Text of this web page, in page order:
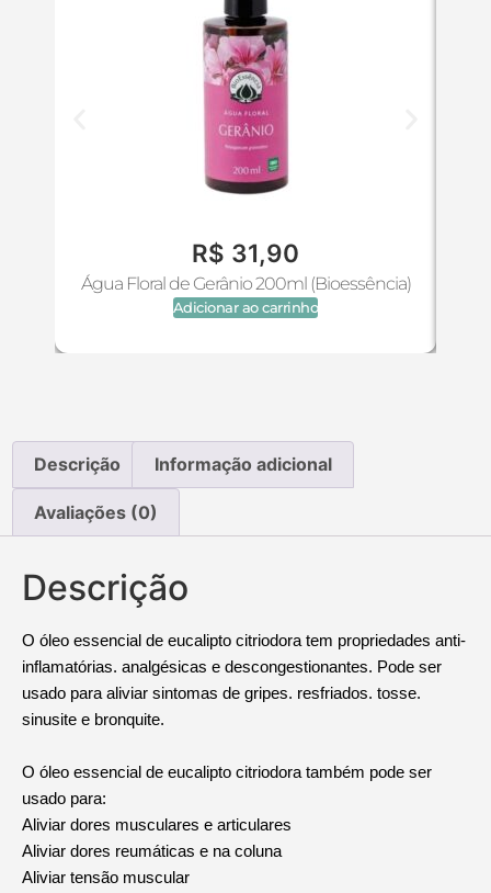
R$ 31,90
Água Floral de Gerânio 200ml (Bioessência)
Adicionar ao carrinho
Descrição Informação adicional
Avaliações (0)
Descrição
O óleo essencial de eucalipto citriodora tem propriedades anti-
inflamatórias. analgésicas e descongestionantes. Pode ser
usado para aliviar sintomas de gripes. resfriados. tosse.
sinusite e bronquite.
O óleo essencial de eucalipto citriodora também pode ser
usado para:
Aliviar dores musculares e articulares
Aliviar dores reumáticas e na coluna
Aliviar tensão muscular